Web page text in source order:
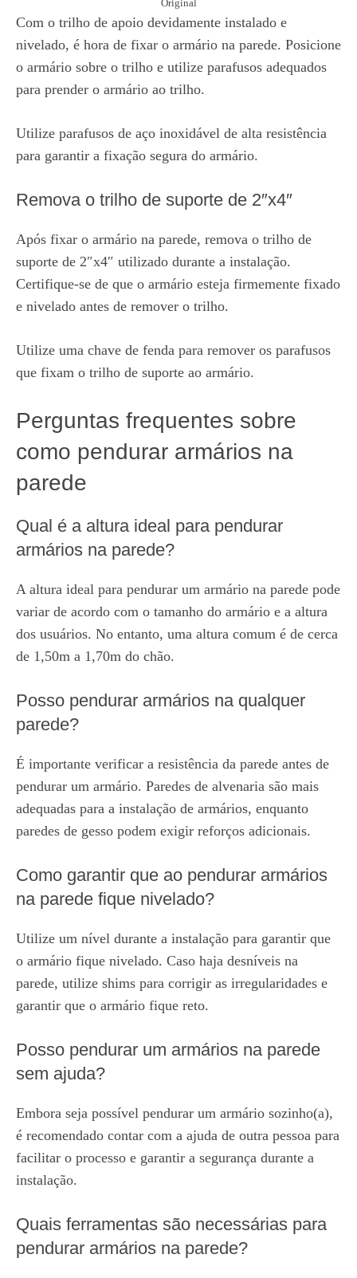
Original
Com o trilho de apoio devidamente instalado e
nivelado, é hora de fixar o armário na parede. Posicione
o armário sobre o trilho e utilize parafusos adequados
para prender o armário ao trilho.
Utilize parafusos de aço inoxidável de alta resistência
para garantir a fixação segura do armário.
Remova o trilho de suporte de 2″x4″
Após fixar o armário na parede, remova o trilho de
suporte de 2″x4″ utilizado durante a instalação.
Certifique-se de que o armário esteja firmemente fixado
e nivelado antes de remover o trilho.
Utilize uma chave de fenda para remover os parafusos
que fixam o trilho de suporte ao armário.
Perguntas frequentes sobre
como pendurar armários na
parede
Qual é a altura ideal para pendurar
armários na parede?
A altura ideal para pendurar um armário na parede pode
variar de acordo com o tamanho do armário e a altura
dos usuários. No entanto, uma altura comum é de cerca
de 1,50m a 1,70m do chão.
Posso pendurar armários na qualquer
parede?
É importante verificar a resistência da parede antes de
pendurar um armário. Paredes de alvenaria são mais
adequadas para a instalação de armários, enquanto
paredes de gesso podem exigir reforços adicionais.
Como garantir que ao pendurar armários
na parede fique nivelado?
Utilize um nível durante a instalação para garantir que
o armário fique nivelado. Caso haja desníveis na
parede, utilize shims para corrigir as irregularidades e
garantir que o armário fique reto.
Posso pendurar um armários na parede
sem ajuda?
Embora seja possível pendurar um armário sozinho(a),
é recomendado contar com a ajuda de outra pessoa para
facilitar o processo e garantir a segurança durante a
instalação.
Quais ferramentas são necessárias para
pendurar armários na parede?